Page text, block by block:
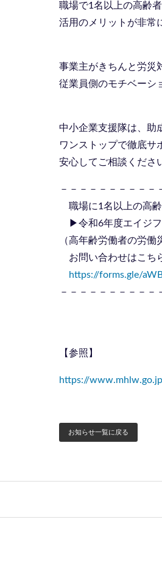
職場で1名以上の高齢
活用のメリットが非常
事業主がきちんと労災
従業員側のモチベーシ
中小企業支援隊は、助
ワンストップで徹底サ
安心してご相談くださ
－－－－－－－－－－
職場に1名以上の高齢
▶令和6年度エイジフ
（高年齢労働者の労働
お問い合わせはこち
https://forms.gle/
－－－－－－－－－－
【参照】
https://
お知らせ一覧に戻る